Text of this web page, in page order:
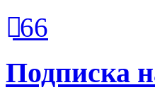
66
Подписка